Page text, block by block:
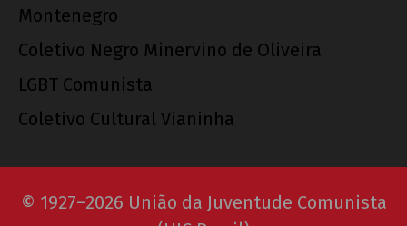
Montenegro
Coletivo Negro Minervino de Oliveira
LGBT Comunista
Coletivo Cultural Vianinha
© 1927–2026 União da Juventude Comunista